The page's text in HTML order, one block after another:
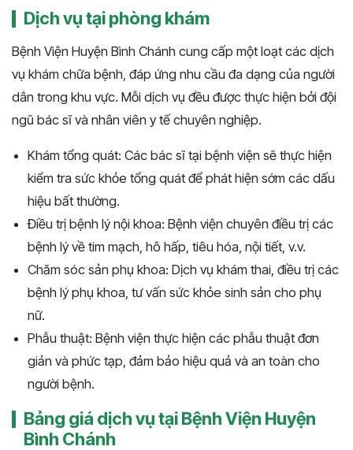
Dịch vụ tại phòng khám
Bệnh Viện Huyện Bình Chánh cung cấp một loạt các dịch
vụ khám chữa bệnh, đáp ứng nhu cầu đa dạng của người
dân trong khu vực. Mỗi dịch vụ đều được thực hiện bởi đội
ngũ bác sĩ và nhân viên y tế chuyên nghiệp.
Khám tổng quát: Các bác sĩ tại bệnh viện sẽ thực hiện
kiểm tra sức khỏe tổng quát để phát hiện sớm các dấu
hiệu bất thường.
Điều trị bệnh lý nội khoa: Bệnh viện chuyên điều trị các
bệnh lý về tim mạch, hô hấp, tiêu hóa, nội tiết, v.v.
Chăm sóc sản phụ khoa: Dịch vụ khám thai, điều trị các
bệnh lý phụ khoa, tư vấn sức khỏe sinh sản cho phụ
nữ.
Phẫu thuật: Bệnh viện thực hiện các phẫu thuật đơn
giản và phức tạp, đảm bảo hiệu quả và an toàn cho
người bệnh.
Bảng giá dịch vụ tại Bệnh Viện Huyện
Bình Chánh